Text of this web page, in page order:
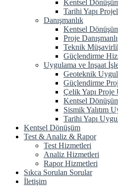
Kentsel
Tarihi Yapı
Danışmanlık
Kentsel
Proje
Teknik
Güçlendirme
Uygulama ve İnşaat
Geoteknik
Güçlendirme
Çelik Yapı Proje
Kentsel
Sismik Yalıtım
Tarihi Yapı
Kentsel Dönüşüm
Test & Analiz & Rapor
Test Hizmetleri
Analiz Hizmetleri
Rapor Hizmetleri
Sıkca Sorulan Sorular
İletişim